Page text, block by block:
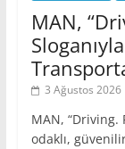
MAN,
3 Ağustos 2026
MAN, “Driving.
odaklı,